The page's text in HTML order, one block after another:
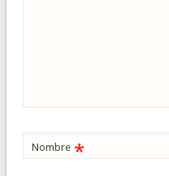
Nombre *